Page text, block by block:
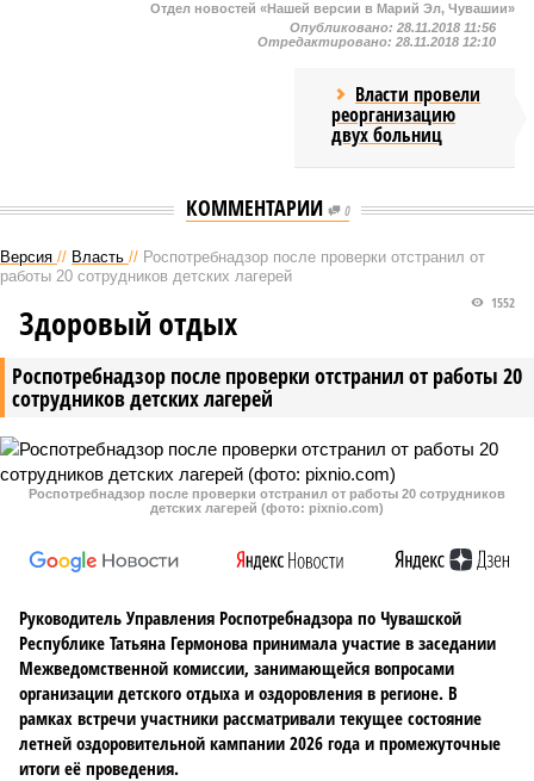
Отдел новостей «Нашей версии в Марий Эл, Чувашии»
Опубликовано: 28.11.2018 11:56
Отредактировано: 28.11.2018 12:10
Власти провели
реорганизацию
двух больниц
КОММЕНТАРИИ 0
Версия // Власть // Роспотребнадзор после проверки отстранил от
работы 20 сотрудников детских лагерей
Роспотребнадзор после проверки отстранил от работы 20
сотрудников детских лагерей
1552
Здоровый отдых
Роспотребнадзор после проверки отстранил от работы 20 сотрудников
детских лагерей (фото: pixnio.com)
Руководитель Управления Роспотребнадзора по Чувашской
Республике Татьяна Гермонова принимала участие в заседании
Межведомственной комиссии, занимающейся вопросами
организации детского отдыха и оздоровления в регионе. В
рамках встречи участники рассматривали текущее состояние
летней оздоровительной кампании 2026 года и промежуточные
итоги её проведения.